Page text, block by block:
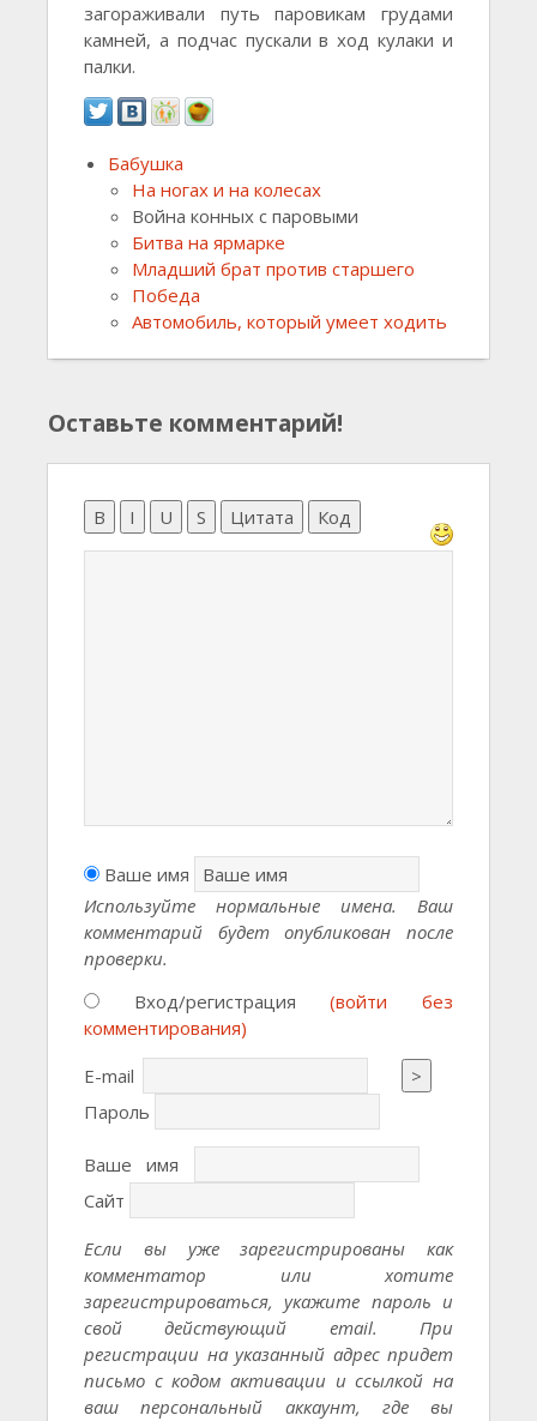
загораживали путь паровикам грудами
камней, а подчас пускали в ход кулаки и
палки.
Бабушка
На ногах и на колесах
Война конных с паровыми
Битва на ярмарке
Младший брат против старшего
Победа
Автомобиль, который умеет ходить
Оставьте комментарий!
B I U S Цитата Код
Ваше имя
Используйте нормальные имена. Ваш
комментарий будет опубликован после
проверки.
Вход/регистрация(войти без
комментирования)
E-mail
>
Пароль
Ваше имя
Сайт
Если вы уже зарегистрированы как
комментатор или хотите
зарегистрироваться, укажите пароль и
свой действующий email. При
регистрации на указанный адрес придет
письмо с кодом активации и ссылкой на
ваш персональный аккаунт, где вы